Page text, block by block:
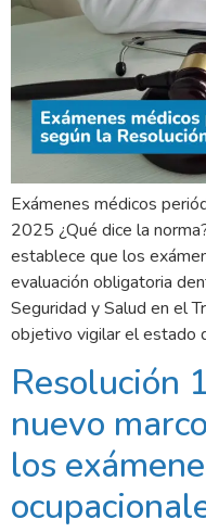
Exámenes médicos
2025 ¿Qué dice la
establece que los
evaluación obligatoria
Seguridad y Salud en el
objetivo vigilar el estado
Resolución
nuevo
los